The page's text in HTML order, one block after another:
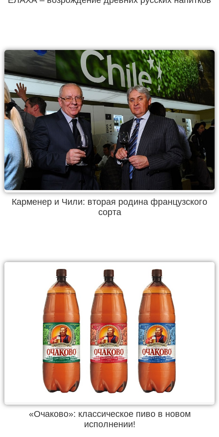
Карменер и Чили: вторая родина французского
сорта
«Очаково»: классическое пиво в новом
исполнении!